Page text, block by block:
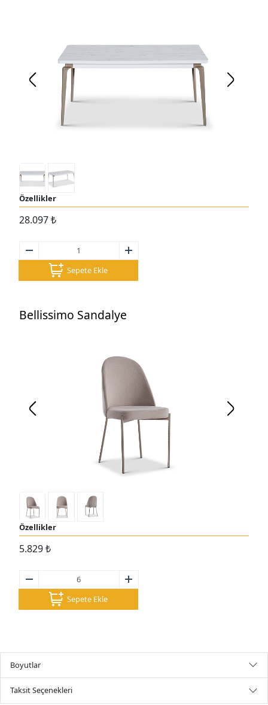
Özellikler
28.097₺
Sepete Ekle
Bellissimo Sandalye
Özellikler
5.829₺
Sepete Ekle
Boyutlar
Taksit Seçenekleri